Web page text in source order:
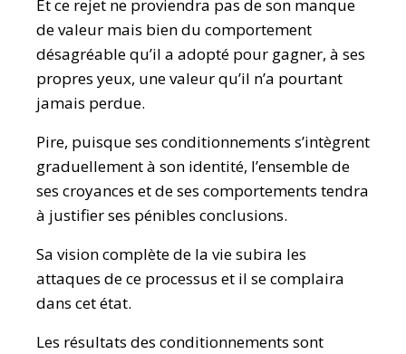
Et ce rejet ne proviendra pas de son manque
de valeur mais bien du comportement
désagréable qu’il a adopté pour gagner, à ses
propres yeux, une valeur qu’il n’a pourtant
jamais perdue.
Pire, puisque ses conditionnements s’intègrent
graduellement à son identité, l’ensemble de
ses croyances et de ses comportements tendra
à justifier ses pénibles conclusions.
Sa vision complète de la vie subira les
attaques de ce processus et il se complaira
dans cet état.
Les résultats des conditionnements sont